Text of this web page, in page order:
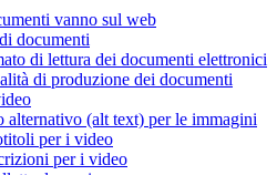
vanno sul web
documenti
di lettura dei documenti elettronici
di produzione dei documenti
alternativo (alt text) per le immagini
per i video
per i video